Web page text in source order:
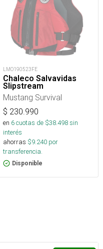
LMO190523FE
Chaleco Salvavidas
Slipstream
Mustang Survival
$ 230.990
en 6cuotas de $38.498sin
interés
ahorras $9.240 por
transferencia.
Disponible